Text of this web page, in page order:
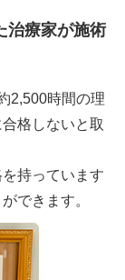
治療家が施術
2,500時間の理
格しないと取
持っています
できます。